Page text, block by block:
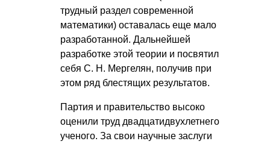
трудный раздел современной
математики) оставалась еще мало
разработанной. Дальнейшей
разработке этой теории и посвятил
себя С. Н. Мергелян, получив при
этом ряд блестящих результатов.
Партия и правительство высоко
оценили труд двадцатидвухлетнего
ученого. За свои научные заслуги